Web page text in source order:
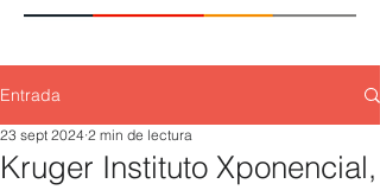
Entrada
Kruger Instituto Xponencial,
23 sept 2024 2 min de lectura